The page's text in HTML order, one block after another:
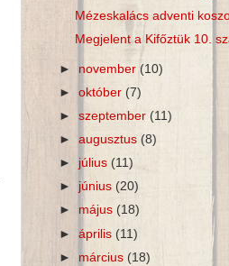
Mézeskalács adventi
Megjelent a Kifőztük 10.
► november (10)
►október (7)
►szeptember (11)
►augusztus(8)
► július (11)
► június (20)
► május (18)
►április (11)
► március (18)